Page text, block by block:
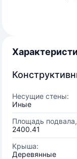
Несущие стены:
Иные
Площадь
2400.41
Крыша:
Деревянные